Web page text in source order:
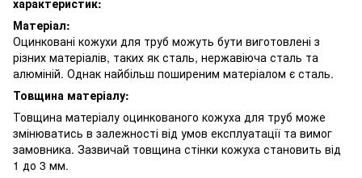
характеристик:
Матеріал:
Оцинковані кожухи для труб можуть бути виготовлені з
різних матеріалів, таких як сталь, нержавіюча сталь та
алюміній. Однак найбільш поширеним матеріалом є сталь.
Товщина матеріалу:
Товщина матеріалу оцинкованого кожуха для труб може
змінюватись в залежності від умов експлуатації та вимог
замовника. Зазвичай товщина стінки кожуха становить від
1 до 3 мм.